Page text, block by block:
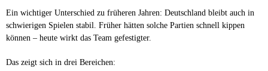
Ein wichtiger Unterschied zu früheren Jahren: Deutschland bleibt auch in
schwierigen Spielen stabil. Früher hätten solche Partien schnell kippen
können – heute wirkt das Team gefestigter.
Das zeigt sich in drei Bereichen: